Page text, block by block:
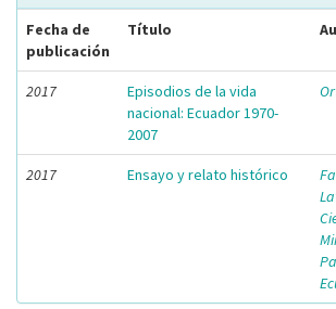
Fecha de
publicación
Título
2017
Episodios de la vida
nacional: Ecuador 1970-
2007
2017 Ensayo y relato histórico